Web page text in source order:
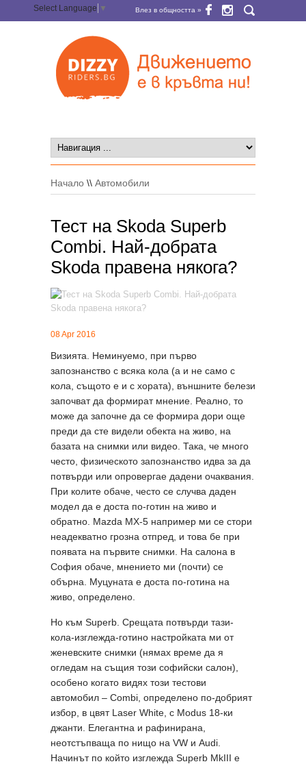
Select Language ▼ Влез в общността »
Начало \\ Автомобили
Тест на Skoda Superb
Combi. Най-добрата
Skoda правена някога?
08 Apr 2016
Визията. Неминуемо, при първо
запознанство с всяка кола (а и не само с
кола, същото е и с хората), външните белези
започват да формират мнение. Реално, то
може да започне да се формира дори още
преди да сте видели обекта на живо, на
базата на снимки или видео. Така, че много
често, физическото запознанство идва за да
потвърди или опровергае дадени очаквания.
При колите обаче, често се случва даден
модел да е доста по-готин на живо и
обратно. Mazda MX-5 например ми се стори
неадекватно грозна отпред, и това бе при
появата на първите снимки. На салона в
София обаче, мнението ми (почти) се
обърна. Муцуната е доста по-готина на
живо, определено.
Но към Superb. Срещата потвърди тази-
кола-изглежда-готино настройката ми от
женевските снимки (нямах време да я
огледам на същия този софийски салон),
особено когато видях този тестови
автомобил – Combi, определено по-добрият
избор, в цвят Laser White, с Modus 18-ки
джанти. Елегантна и рафинирана,
неотстъпваща по нищо на VW и Audi.
Начинът по който изглежда Superb MkIII е